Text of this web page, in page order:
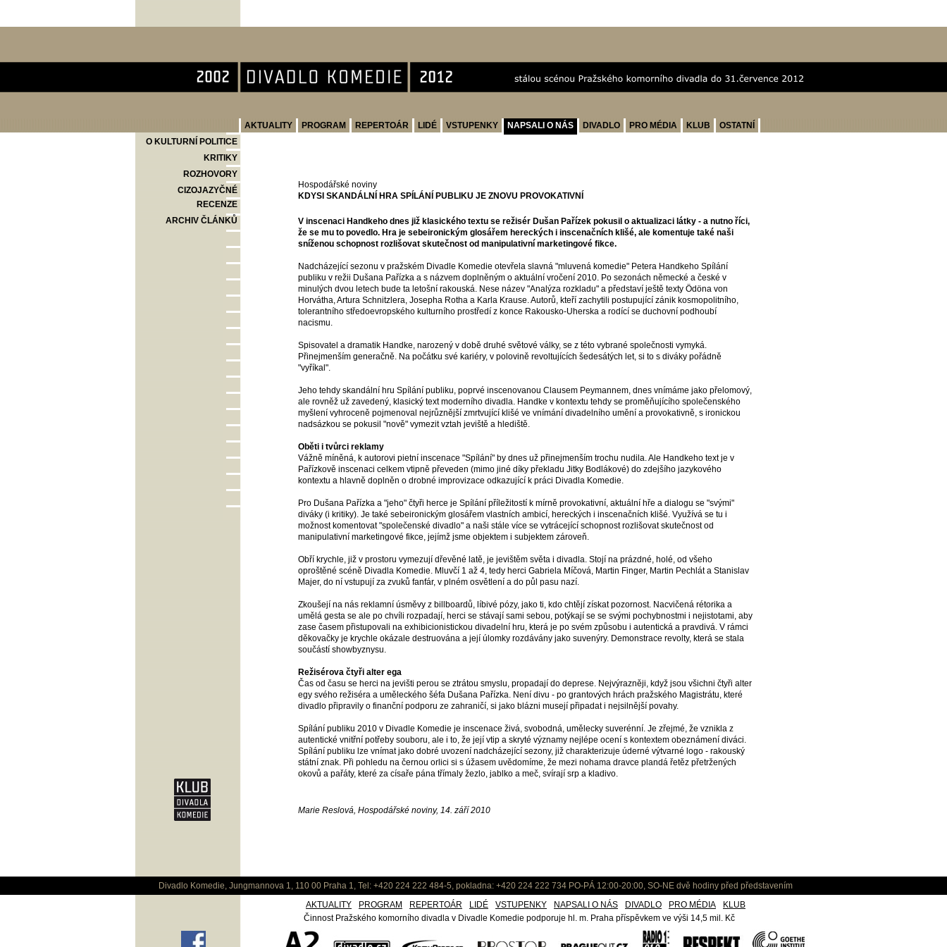
AKTUALITY PROGRAM REPERTOÁR LIDÉ VSTUPENKY NAPSALI O NÁS DIVADLO PRO MÉDIA KLUB
OSTATNÍ
O KULTURNÍ POLITICE
KRITIKY
ROZHOVORY
CIZOJAZYČNÉ
RECENZE
ARCHIV ČLÁNKŮ
Hospodářské noviny
KDYSI SKANDÁLNÍ HRA SPÍLÁNÍ PUBLIKU JE ZNOVU PROVOKATIVNÍ
V inscenaci Handkeho dnes již klasického textu se režisér Dušan Pařízek pokusil o aktualizaci látky - a nutno říci,
že se mu to povedlo. Hra je sebeironickým glosářem hereckých i inscenačních klišé, ale komentuje také naši
sníženou schopnost rozlišovat skutečnost od manipulativní marketingové fikce.
Nadcházející sezonu v pražském Divadle Komedie otevřela slavná "mluvená komedie" Petera Handkeho Spílání
publiku v režii Dušana Pařízka a s názvem doplněným o aktuální vročení 2010. Po sezonách německé a české v
minulých dvou letech bude ta letošní rakouská. Nese název "Analýza rozkladu" a představí ještě texty Ödöna von
Horvátha, Artura Schnitzlera, Josepha Rotha a Karla Krause. Autorů, kteří zachytili postupující zánik kosmopolitního,
tolerantního středoevropského kulturního prostředí z konce Rakousko-Uherska a rodící se duchovní podhoubí
nacismu.
Spisovatel a dramatik Handke, narozený v době druhé světové války, se z této vybrané společnosti vymyká.
Přinejmenším generačně. Na počátku své kariéry, v polovině revoltujících šedesátých let, si to s diváky pořádně
"vyříkal".
Jeho tehdy skandální hru Spílání publiku, poprvé inscenovanou Clausem Peymannem, dnes vnímáme jako přelomový,
ale rovněž už zavedený, klasický text moderního divadla. Handke v kontextu tehdy se proměňujícího společenského
myšlení vyhroceně pojmenoval nejrůznější zmrtvující klišé ve vnímání divadelního umění a provokativně, s ironickou
nadsázkou se pokusil "nově" vymezit vztah jeviště a hlediště.
Oběti i tvůrci reklamy
Vážně míněná, k autorovi pietní inscenace "Spílání" by dnes už přinejmenším trochu nudila. Ale Handkeho text je v
Pařízkově inscenaci celkem vtipně převeden (mimo jiné díky překladu Jitky Bodlákové) do zdejšího jazykového
kontextu a hlavně doplněn o drobné improvizace odkazující k práci Divadla Komedie.
Pro Dušana Pařízka a "jeho" čtyři herce je Spílání příležitostí k mírně provokativní, aktuální hře a dialogu se "svými"
diváky (i kritiky). Je také sebeironickým glosářem vlastních ambicí, hereckých i inscenačních klišé. Využívá se tu i
možnost komentovat "společenské divadlo" a naši stále více se vytrácející schopnost rozlišovat skutečnost od
manipulativní marketingové fikce, jejímž jsme objektem i subjektem zároveň.
Obří krychle, již v prostoru vymezují dřevěné latě, je jevištěm světa i divadla. Stojí na prázdné, holé, od všeho
oproštěné scéně Divadla Komedie. Mluvčí 1 až 4, tedy herci Gabriela Míčová, Martin Finger, Martin Pechlát a Stanislav
Majer, do ní vstupují za zvuků fanfár, v plném osvětlení a do půl pasu nazí.
Zkoušejí na nás reklamní úsměvy z billboardů, líbivé pózy, jako ti, kdo chtějí získat pozornost. Nacvičená rétorika a
umělá gesta se ale po chvíli rozpadají, herci se stávají sami sebou, potýkají se se svými pochybnostmi i nejistotami, aby
zase časem přistupovali na exhibicionistickou divadelní hru, která je po svém způsobu i autentická a pravdivá. V rámci
děkovačky je krychle okázale destruována a její úlomky rozdávány jako suvenýry. Demonstrace revolty, která se stala
součástí showbyznysu.
Režisérova čtyři alter ega
Čas od času se herci na jevišti perou se ztrátou smyslu, propadají do deprese. Nejvýrazněji, když jsou všichni čtyři alter
egy svého režiséra a uměleckého šéfa Dušana Pařízka. Není divu - po grantových hrách pražského Magistrátu, které
divadlo připravily o finanční podporu ze zahraničí, si jako blázni musejí připadat i nejsilnější povahy.
Spílání publiku 2010 v Divadle Komedie je inscenace živá, svobodná, umělecky suverénní. Je zřejmé, že vznikla z
autentické vnitřní potřeby souboru, ale i to, že její vtip a skryté významy nejlépe ocení s kontextem obeznámení diváci.
Spílání publiku lze vnímat jako dobré uvození nadcházející sezony, již charakterizuje úderné výtvarné logo - rakouský
státní znak. Při pohledu na černou orlici si s úžasem uvědomíme, že mezi nohama dravce plandá řetěz přetržených
okovů a pařáty, které za císaře pána třímaly žezlo, jablko a meč, svírají srp a kladivo.
Marie Reslová, Hospodářské noviny, 14. září 2010
Divadlo Komedie, Jungmannova 1, 110 00 Praha 1, Tel: +420 224 222 484-5, pokladna: +420 224 222 734 PO-PÁ 12:00-20:00, SO-NE dvě hodiny před představením
AKTUALITY
PROGRAM REPERTOÁR LIDÉ VSTUPENKY NAPSALI O NÁS DIVADLO PRO MÉDIA
KLUB
Činnost Pražského komorního divadla v Divadle Komedie podporuje hl. m. Praha příspěvkem ve výši 14,5 mil. Kč